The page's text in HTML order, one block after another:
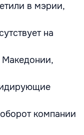
в мэрии,
на
Македонии,
компании